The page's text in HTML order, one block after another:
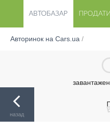
АВТОБАЗАР
Авторинок на Cars.ua /
назад